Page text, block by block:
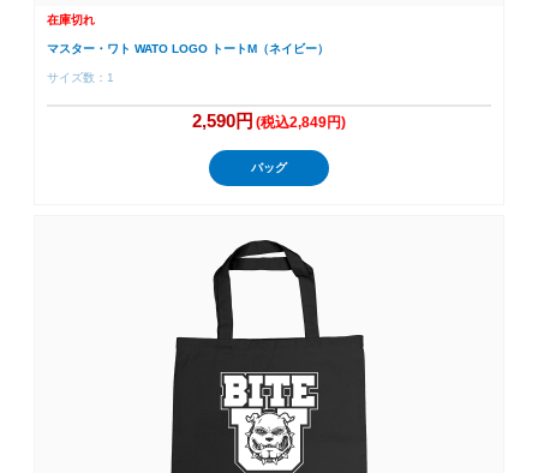
在庫切れ
マスター・ワト WATO LOGO トートM（ネイビー）
サイズ数：1
2,590円 (税込2,849円)
バッグ